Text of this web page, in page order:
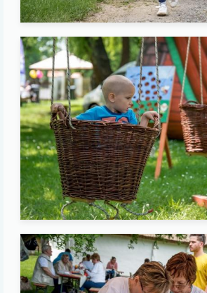
Image
Image